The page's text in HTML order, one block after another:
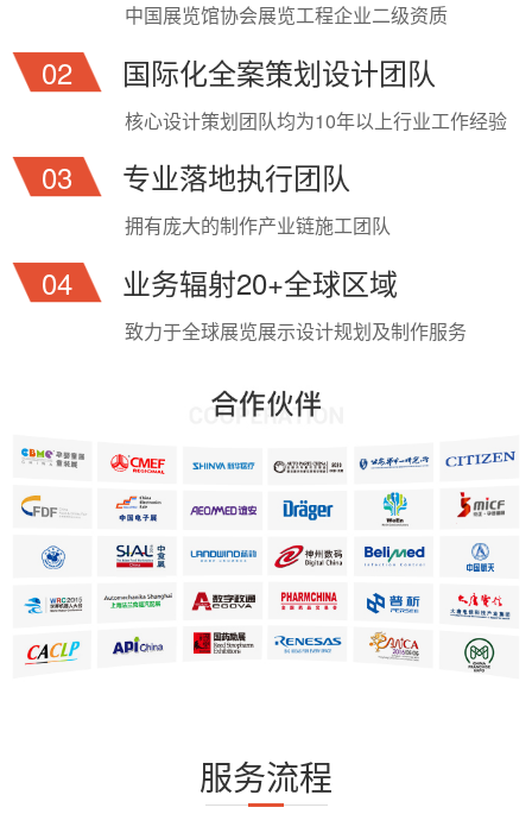
中国展览馆协会展览工程企业二级资质
02 国际化全案策划设计团队
核心设计策划团队均为10年以上行业工作经验
03 专业落地执行团队
拥有庞大的制作产业链施工团队
04 业务辐射20+全球区域
致力于全球展览展示设计规划及制作服务
服务流程